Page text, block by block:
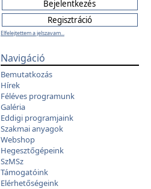
Elfelejtettem a jelszavam...
Navigáció
Bemutatkozás
Hírek
Féléves programunk
Galéria
Eddigi programjaink
Szakmai anyagok
Webshop
Hegesztőgépeink
SzMSz
Támogatóink
Elérhetőségeink